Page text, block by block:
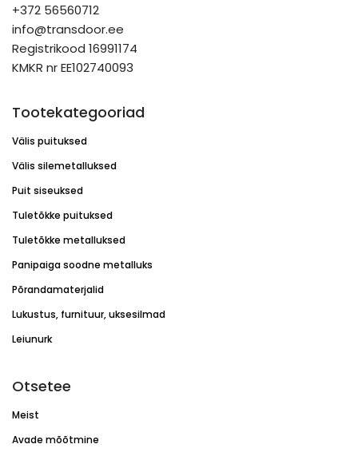
+372 56560712
info@transdoor.ee
Registrikood 16991174
KMKR nr EE102740093
Tootekategooriad
Välis puituksed
Välis silemetalluksed
Puit siseuksed
Tuletõkke puituksed
Tuletõkke metalluksed
Panipaiga soodne metalluks
Põrandamaterjalid
Lukustus, furnituur, uksesilmad
Leiunurk
Otsetee
Meist
Avade mõõtmine